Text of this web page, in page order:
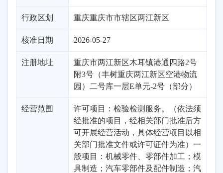
行政区划 重庆重庆市市辖区两江新区
核准日期 2026-05-27
注册地址
重庆市两江新区木耳镇港通四路2号
附3号（丰树重庆两江新区空港物流
园）二号库一层E单元-2号（部分）
经营范围
许可项目：检验检测服务。（依法须
经批准的项目，经相关部门批准后方
可开展经营活动，具体经营项目以相
关部门批准文件或许可证件为准）一
般项目：机械零件、零部件加工；模
具制造；汽车零部件及配件制造；汽